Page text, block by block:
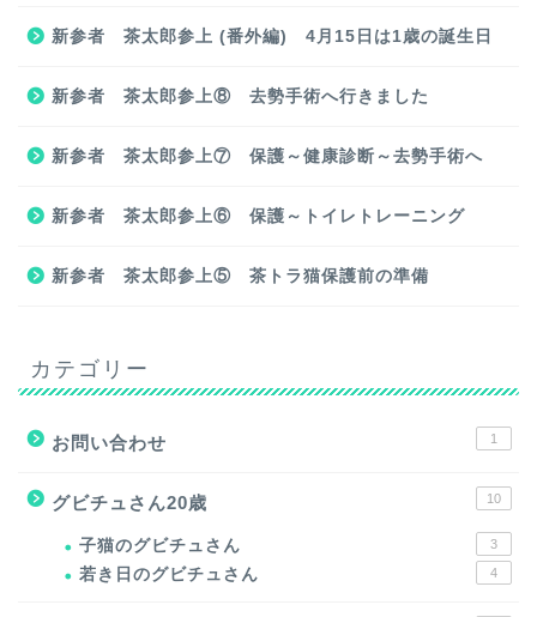
新参者 茶太郎参上 (番外編) 4月15日は1歳の誕生日
新参者 茶太郎参上⑧ 去勢手術へ行きました
新参者 茶太郎参上⑦ 保護～健康診断～去勢手術へ
新参者 茶太郎参上⑥ 保護～トイレトレーニング
新参者 茶太郎参上⑤ 茶トラ猫保護前の準備
カテゴリー
お問い合わせ 1
グビチュさん20歳 10
子猫のグビチュさん 3
若き日のグビチュさん 4